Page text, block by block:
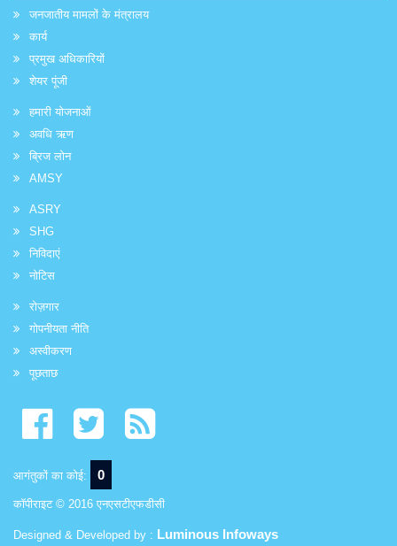
जनजातीय मामलों के मंत्रालय
कार्य
प्रमुख अधिकारियों
शेयर पूंजी
हमारी योजनाओं
अवधि ऋण
ब्रिज लोन
AMSY
ASRY
SHG
निविदाएं
नोटिस
रोज़गार
गोपनीयता नीति
अस्वीकरण
पूछताछ
आगंतुकों का कोई: 0
कॉपीराइट © 2016 एनएसटीएफडीसी
Designed & Developed by : Luminous Infoways